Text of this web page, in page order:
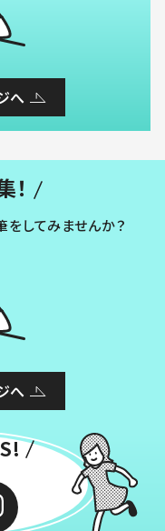
へ
をしてみませんか？
へ